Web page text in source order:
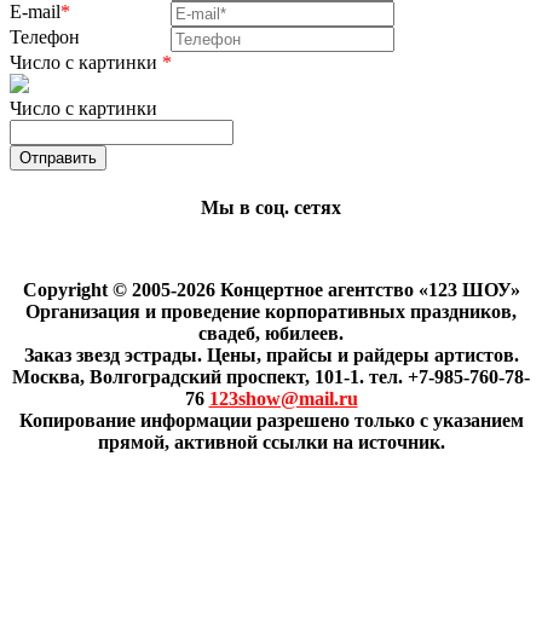
E-mail*
Телефон
Число с картинки *
Число с картинки
Мы в соц. сетях
Copyright © 2005-2026 Концертное агентство «123 ШОУ»
Организация и проведение корпоративных праздников,
свадеб, юбилеев.
Заказ звезд эстрады. Цены, прайсы и райдеры артистов.
Москва, Волгоградский проспект, 101-1. тел. +7-985-760-78-
76 123show@mail.ru
Копирование информации разрешено только с указанием
прямой, активной ссылки на источник.